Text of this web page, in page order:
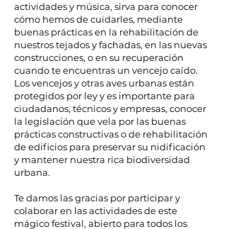
actividades y música, sirva para conocer
cómo hemos de cuidarles, mediante
buenas prácticas en la rehabilitación de
nuestros tejados y fachadas, en las nuevas
construcciones, o en su recuperación
cuando te encuentras un vencejo caído.
Los vencejos y otras aves urbanas están
protegidos por ley y es importante para
ciudadanos, técnicos y empresas, conocer
la legislación que vela por las buenas
prácticas constructivas o de rehabilitación
de edificios para preservar su nidificación
y mantener nuestra rica biodiversidad
urbana.
Te damos las gracias por participar y
colaborar en las actividades de este
mágico festival, abierto para todos los